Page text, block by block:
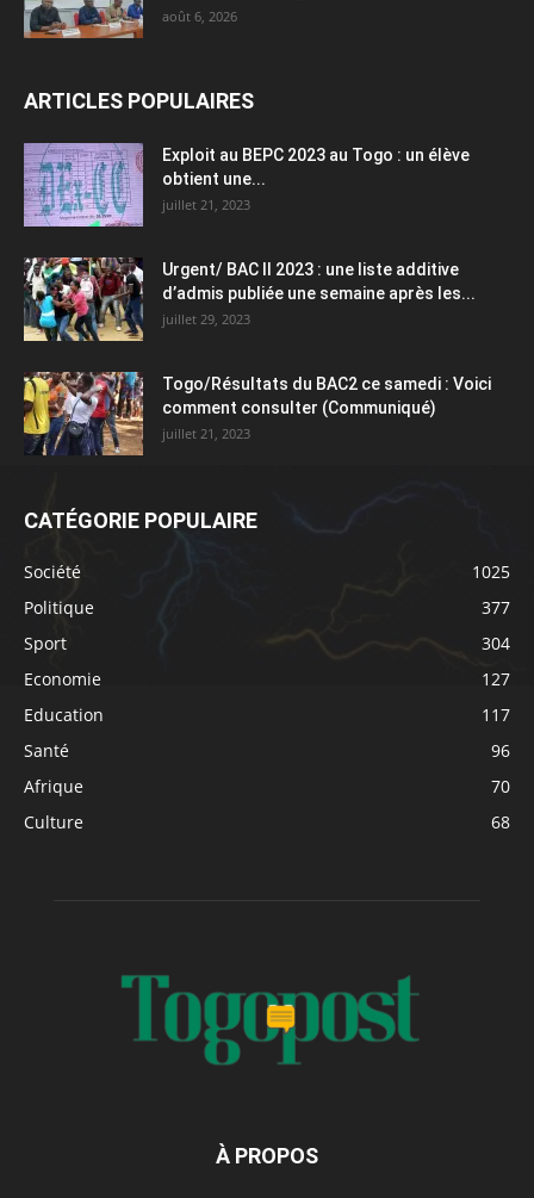
août 6, 2026
ARTICLES POPULAIRES
Exploit au BEPC 2023 au Togo : un élève
obtient une...
juillet 21, 2023
Urgent/ BAC II 2023 : une liste additive
d’admis publiée une semaine après les...
juillet 29, 2023
Togo/Résultats du BAC2 ce samedi : Voici
comment consulter (Communiqué)
juillet 21, 2023
CATÉGORIE POPULAIRE
Société
1025
Politique
377
Sport
304
Economie
127
Education
117
Santé
96
Afrique
70
Culture
68
À PROPOS